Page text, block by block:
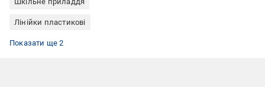
Лінійки пластикові
Трафарет
Лінійки Koh-i-Noor
Показати ще 2